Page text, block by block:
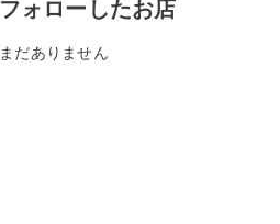
フォローしたお店
まだありません